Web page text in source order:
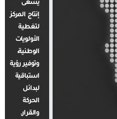
يسعى
إنتاج المركز
لتغطية
الأولويات
الوطنية،
وتوفير رؤية
استباقية
لبدائل
الحركة
والقرار.